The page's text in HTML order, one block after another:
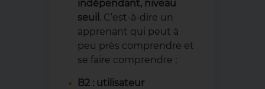
indépendant, niveau
seuil . C’est-à-dire un
apprenant qui peut à
peu près comprendre et
se faire comprendre ;
B2 : utilisateur